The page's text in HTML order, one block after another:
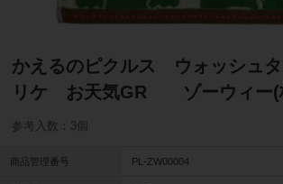
かえるのピクルス ウォッシュ
リケ お天気GR ゾーウィー(
参考入数：3個
商品管理番号 PL-ZW00004